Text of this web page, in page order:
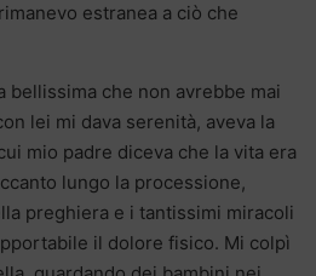
estranea a ciò che
bellissima che non avrebbe mai
lei mi dava serenità, aveva la
mio padre diceva che la vita era
lungo la processione,
preghiera e i tantissimi miracoli
il dolore fisico. Mi colpì